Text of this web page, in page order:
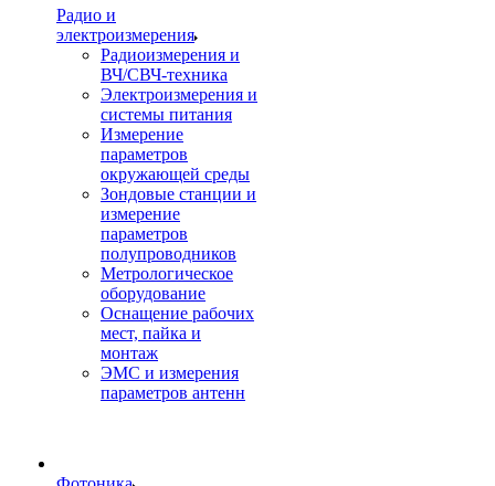
Радио и
электроизмерения
Радиоизмерения и
ВЧ/СВЧ-техника
Электроизмерения и
системы питания
Измерение
параметров
окружающей среды
Зондовые станции и
измерение
параметров
полупроводников
Метрологическое
оборудование
Оснащение рабочих
мест, пайка и
монтаж
ЭМС и измерения
параметров антенн